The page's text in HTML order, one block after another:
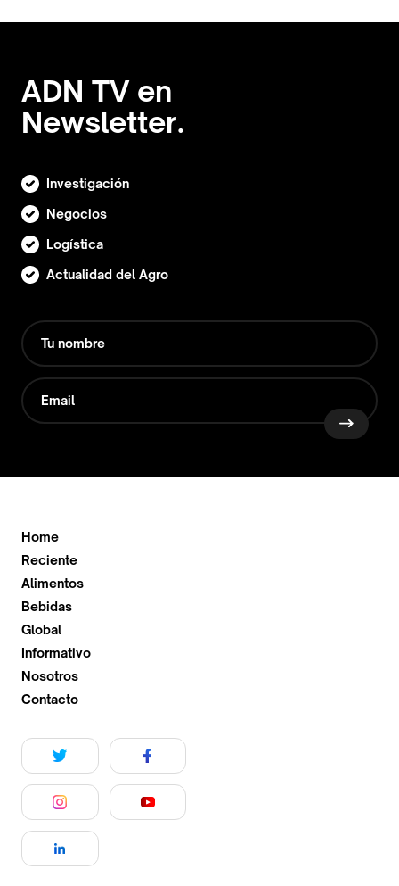
ADN TV en
Newsletter.
Investigación
Negocios
Logística
Actualidad del Agro
Home
Reciente
Alimentos
Bebidas
Global
Informativo
Nosotros
Contacto